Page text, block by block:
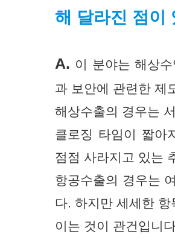
해 달라진 점이
A. 이 분야는 해상
과 보안에 관련한 제
해상수출의 경우는
클로징 타임이 짧아
점점 사라지고 있는
항공수출의 경우는
다. 하지만 세세한
이는 것이 관건입니